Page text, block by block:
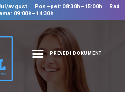
avgust Pon–pet: 08:30h–15:00h
Rad
09:00h–14:30h
PREVEDI DOKUMENT